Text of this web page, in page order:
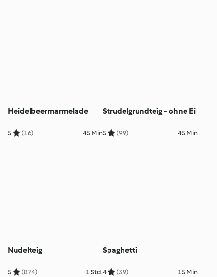
Heidelbeermarmelade
5 (16) 45 Min
Strudelgrundteig - ohne Ei
5 (99) 45 Min
Nudelteig
5 (874) 1 Std.
Spaghetti
4 (39) 15 Min